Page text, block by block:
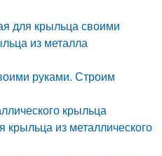
для крыльца своими
из металла
руками. Строим
крыльца
крыльца из металлического